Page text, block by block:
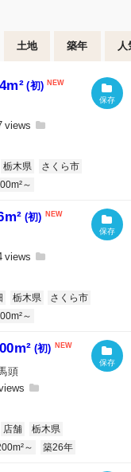
土地 築年 人
(初)
栃木県
さくら市
～
(初)
栃木県
さくら市
～
(初)
頭
店舗
栃木県
～ 築26年